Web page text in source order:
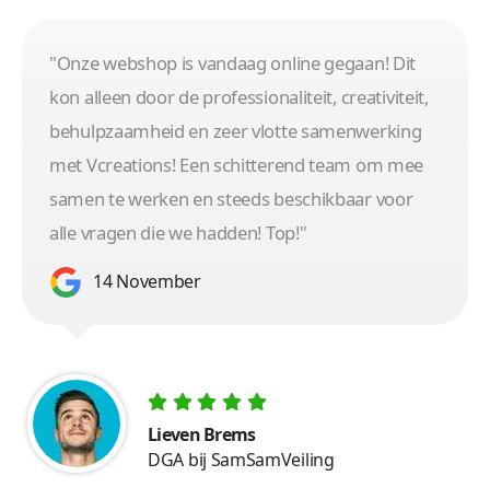
"Onze webshop is vandaag online gegaan! Dit
kon alleen door de professionaliteit, creativiteit,
behulpzaamheid en zeer vlotte samenwerking
met Vcreations! Een schitterend team om mee
samen te werken en steeds beschikbaar voor
alle vragen die we hadden! Top!"
14 November
Lieven Brems
DGA bij SamSamVeiling